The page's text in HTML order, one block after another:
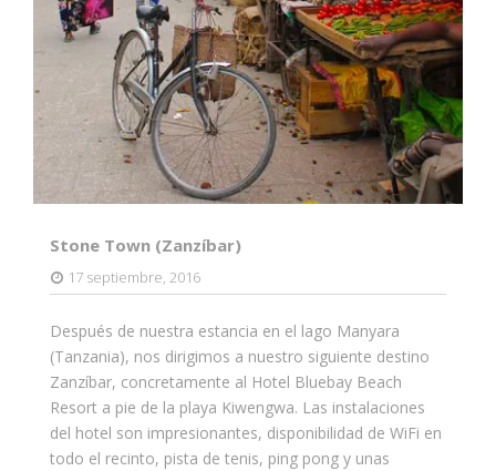
Stone Town (Zanzíbar)
17 septiembre, 2016
Después de nuestra estancia en el lago Manyara
(Tanzania), nos dirigimos a nuestro siguiente destino
Zanzíbar, concretamente al Hotel Bluebay Beach
Resort a pie de la playa Kiwengwa. Las instalaciones
del hotel son impresionantes, disponibilidad de WiFi en
todo el recinto, pista de tenis, ping pong y unas